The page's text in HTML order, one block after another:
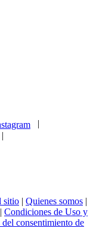
|
sitio | Quienes somos |
| Condiciones de Uso y
del consentimiento de